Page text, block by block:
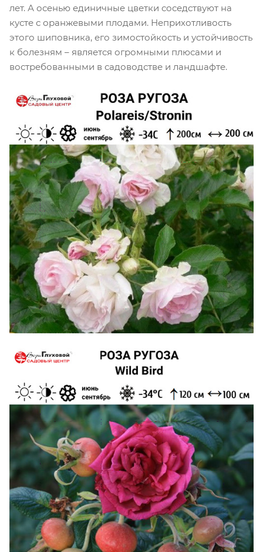
лет. А осенью единичные цветки соседствуют на
кусте с оранжевыми плодами. Неприхотливость
этого шиповника, его зимостойкость и устойчивость
к болезням – является огромными плюсами и
востребованными в садоводстве и ландшафте.